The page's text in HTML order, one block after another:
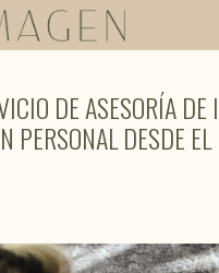
DE ASESORÍA DE
PERSONAL DESDE